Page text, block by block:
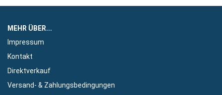
MEHR ÜBER...
Impressum
Kontakt
Direktverkauf
Versand- & Zahlungsbedingungen